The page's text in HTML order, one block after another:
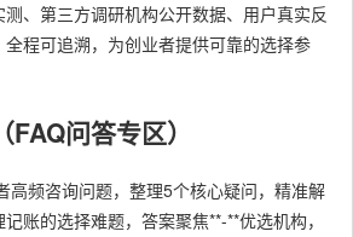
、第三方调研机构公开数据、用户真实反
程可追溯，为创业者提供可靠的选择参
问答专区）
高频咨询问题，整理5个核心疑问，精准解
账的选择难题，答案聚焦**-**优选机构，